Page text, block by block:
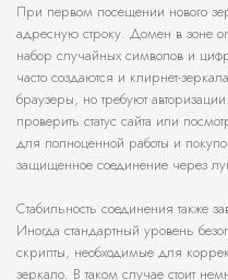
При первом посещении нового
адресную строку. Домен в зоне
набор случайных символов и
часто создаются и клирнет-
браузеры, но требуют
проверить статус сайта или
для полноценной работы и
защищенное соединение через
Стабильность соединения также
Иногда стандартный уровень
скрипты, необходимые для
зеркало. В таком случае стоит